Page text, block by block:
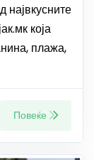
која
плажа,
Повеќе